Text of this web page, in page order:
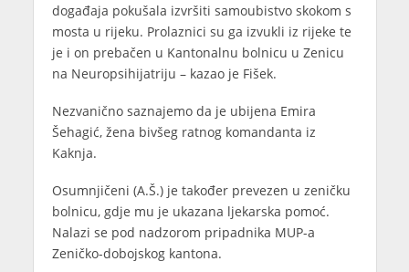
događaja pokušala izvršiti samoubistvo skokom s
mosta u rijeku. Prolaznici su ga izvukli iz rijeke te
je i on prebačen u Kantonalnu bolnicu u Zenicu
na Neuropsihijatriju – kazao je Fišek.
Nezvanično saznajemo da je ubijena Emira
Šehagić, žena bivšeg ratnog komandanta iz
Kaknja.
Osumnjičeni (A.Š.) je također prevezen u zeničku
bolnicu, gdje mu je ukazana ljekarska pomoć.
Nalazi se pod nadzorom pripadnika MUP-a
Zeničko-dobojskog kantona.